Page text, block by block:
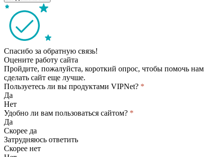
Спасибо за обратную связь!
Оцените работу сайта
Пройдите, пожалуйста, короткий опрос, чтобы помочь нам
сделать сайт еще лучше.
Пользуетесь ли вы продуктами VIPNet? *
Да
Нет
Удобно ли вам пользоваться сайтом? *
Да
Скорее да
Затрудняюсь ответить
Скорее нет